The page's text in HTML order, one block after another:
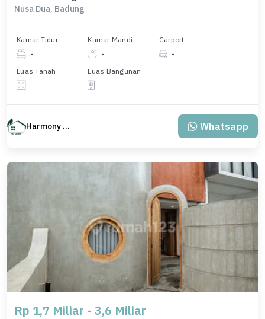
Nusa Dua, Badung
Kamar Tidur
-
Kamar Mandi
-
Carport
-
Luas Tanah Luas Bangunan
Harmony Property Whatsapp
Rp 1,7 Miliar - 3,6 Miliar